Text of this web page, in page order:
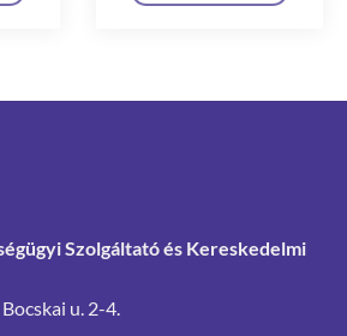
Szolgáltató és Kereskedelmi
u. 2-4.